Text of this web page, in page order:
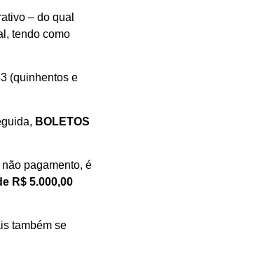
– do qual
tendo como
(quinhentos e
BOLETOS
pagamento, é
R$ 5.000,00
também se